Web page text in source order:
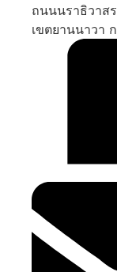
ถนนนราธิวาส
เขตยานนาวา